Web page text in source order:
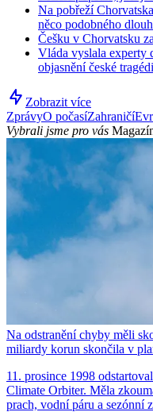
Na pobřeží
něco podobného
Češku v Chorvatsku
Vláda vyslala experty
objasnění české
Zobrazit více
ZprávyO počasíZahraničí
Vybrali jsme pro vás
Na odstranění chyby měli
miliardy korun skončila v
11. prosince 1998
Climate Orbiter. Měla
prach, vodní páru a sezónní